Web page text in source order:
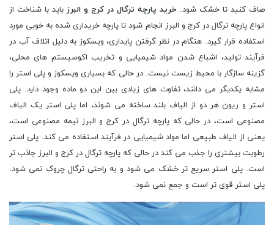
صاف کنید تا خشک شود. خرید پارچه ترگال در کرج و البرز باید با شناخت از
انواع پارچه ترگال در کرج و البرز انجام شود تا پارچه خریداری شده به خوبی مورد
استفاده قرار گیرد. هنگام در نظر گرفتن پایداری، ویسکوز به دلیل اتلاف آب در
فرآیند تولید، اشباع شدن مواد شیمیایی و تخریب اکوسیستم‌ های محلی،
گزینه سازگار با محیط ‌زیست نیست. در حالی که بسیاری ویسکوز و پلی استر را
مشابه یکدیگر می دانند، تفاوت های زیادی بین این دو ماده وجود دارد. پلی
استر و ریون هر دو از الیاف بلند ساخته می شوند، اما پلی استر یک الیاف
مصنوعی است، در حالی که پارچه ترگال در کرج و البرز نیمه مصنوعی است،
یعنی از الیاف طبیعی اما مواد شیمیایی در فرآیند استفاده می کند. پلی استر
رطوبت بیشتری را جذب می کند در حالی که پارچه ترگال در کرج و البرز جاذب تر
است. پلی استر سریع تر خشک می شود و به راحتی ترگال چروک نمی شود.
پلی استر قوی تر است و جمع نمی شود.